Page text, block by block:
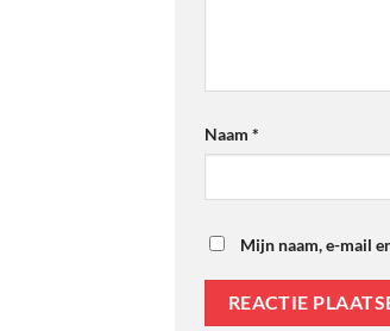
Naam *
Mijn naam, e-mail